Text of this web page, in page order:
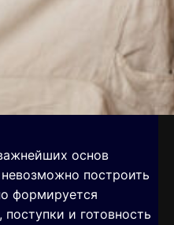
основ
построить
формируется
поступки и готовность